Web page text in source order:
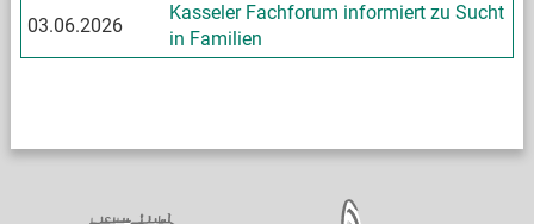
03.06.2026
Kasseler Fachforum informiert zu Sucht
in Familien